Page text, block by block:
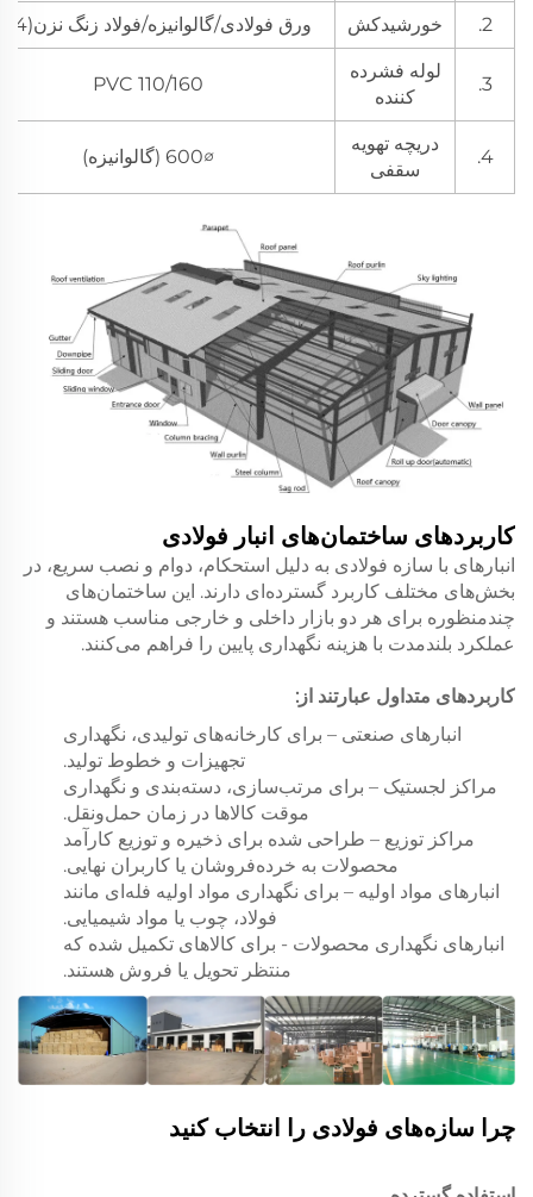
2. خورشیدکش ورق فولادی/گالوانیزه/فولاد زنگ نزن(304)
3.
لوله فشرده
کننده
PVC 110/160
4.
دریچه تهویه
سقفی
∅600 (گالوانیزه)
کاربردهای ساختمان‌های انبار فولادی
انبارهای با سازه فولادی به دلیل استحکام، دوام و نصب سریع، در
بخش‌های مختلف کاربرد گسترده‌ای دارند. این ساختمان‌های
چندمنظوره برای هر دو بازار داخلی و خارجی مناسب هستند و
عملکرد بلندمدت با هزینه نگهداری پایین را فراهم می‌کنند.
کاربردهای متداول عبارتند از:
انبارهای صنعتی – برای کارخانه‌های تولیدی، نگهداری
تجهیزات و خطوط تولید.
مراکز لجستیک – برای مرتب‌سازی، دسته‌بندی و نگهداری
موقت کالاها در زمان حمل‌ونقل.
مراکز توزیع – طراحی شده برای ذخیره و توزیع کارآمد
محصولات به خرده‌فروشان یا کاربران نهایی.
انبارهای مواد اولیه – برای نگهداری مواد اولیه فله‌ای مانند
فولاد، چوب یا مواد شیمیایی.
انبارهای نگهداری محصولات - برای کالاهای تکمیل شده که
منتظر تحویل یا فروش هستند.
چرا سازه‌های فولادی را انتخاب کنید